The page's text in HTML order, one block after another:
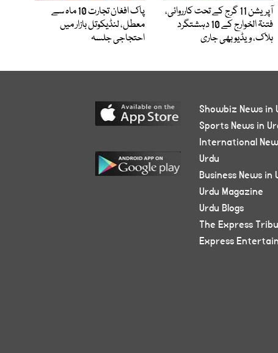
آپریشن 11 گرج کے تحت کارروائی،
فتنۃ الخوارج کے 10 دہشتگرد
ہلاک، ویڈیو بھی جاری
پاک افغان تجارت 10 ماہ سے
معطل، لنڈیکوتل بازار میں
احتجاجی جلسہ
Showbiz News in
Sports News in
International
Urdu
Business News in
Urdu Magazine
Urdu Blogs
The Express
Express